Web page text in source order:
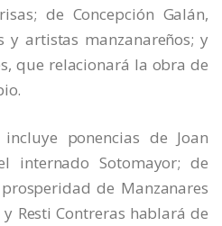
de Concepción Galán,
y artistas manzanareños; y
que relacionará la obra de
ponencias de Joan
internado Sotomayor; de
de Manzanares
Resti Contreras hablará de